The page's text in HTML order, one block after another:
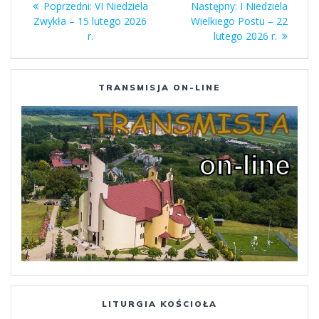
wpisu
Poprzedni: Poprzedni
wpis:
VI Niedziela
Zwykła – 15 lutego 2026
r.
Następny: Następny
wpis:
I Niedziela
Wielkiego Postu – 22
lutego 2026 r.
TRANSMISJA ON-LINE
LITURGIA KOŚCIOŁA